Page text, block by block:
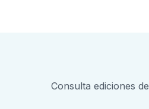
Consulta ediciones